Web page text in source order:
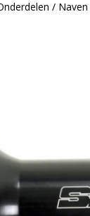
/ Naven